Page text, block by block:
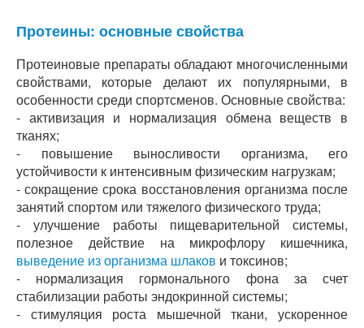
Протеины: основные свойства
Протеиновые препараты обладают многочисленными
свойствами, которые делают их популярными, в
особенности среди спортсменов. Основные свойства:
- активизация и нормализация обмена веществ в
тканях;
- повышение выносливости организма, его
устойчивости к интенсивным физическим нагрузкам;
- сокращение срока восстановления организма после
занятий спортом или тяжелого физического труда;
- улучшение работы пищеварительной системы,
полезное действие на микрофлору кишечника,
выведение из организма шлаков и токсинов;
- нормализация гормонального фона за счет
стабилизации работы эндокринной системы;
- стимуляция роста мышечной ткани, ускоренное